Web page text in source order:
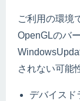
ご利用の環境
OpenGLのバ
されない可能
デバイスド